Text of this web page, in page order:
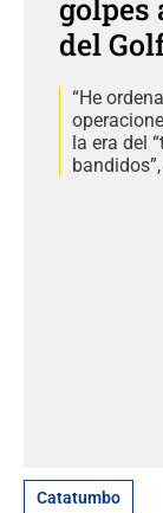
golpes
del
“He
la era del
Catatumbo